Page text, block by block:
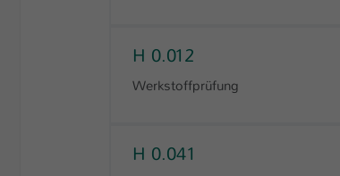
H 0.012
Werkstoffprüfung
H 0.041